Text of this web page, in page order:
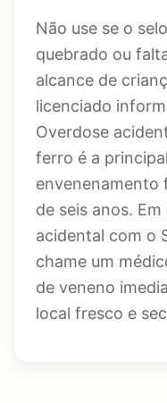
Não use se o
quebrado ou
alcance de
licenciado
Overdose
ferro é a
envenenamento
de seis anos.
acidental com o
chame um
de veneno
local fresco e